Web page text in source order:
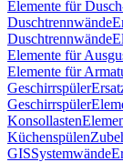
Elemente für
Duschtrennwände
Duschtrennwände
Elemente für
Elemente für
Geschirrspüler
Geschirrspüler
Konsollasten
Küchenspülen
GISSystemwände